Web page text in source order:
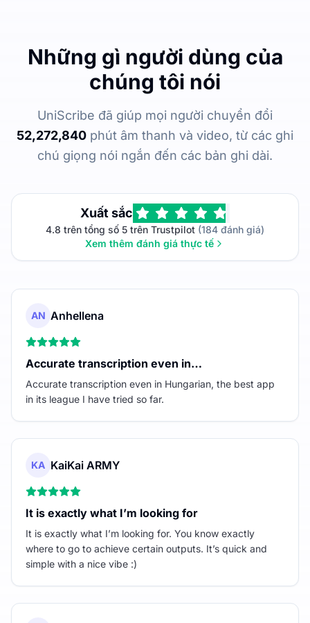
Những gì người dùng của
chúng tôi nói
UniScribe đã giúp mọi người chuyển đổi
52,272,840 phút âm thanh và video, từ các ghi
chú giọng nói ngắn đến các bản ghi dài.
Xuất sắc
4.8 trên tổng số 5 trên Trustpilot (184 đánh giá)
Xem thêm đánh giá thực tế
AN Anhellena
Accurate transcription even in…
Accurate transcription even in Hungarian, the best app
in its league I have tried so far.
KA KaiKai ARMY
It is exactly what I’m looking for
It is exactly what I’m looking for. You know exactly
where to go to achieve certain outputs. It’s quick and
simple with a nice vibe :)